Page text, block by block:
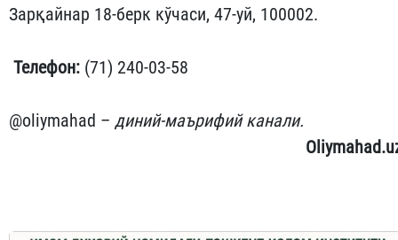
Зарқайнар 18-берк кўчаси, 47-уй, 100002.
Телефон: (71) 240-03-58
@oliymahad – диний-маърифий канали.